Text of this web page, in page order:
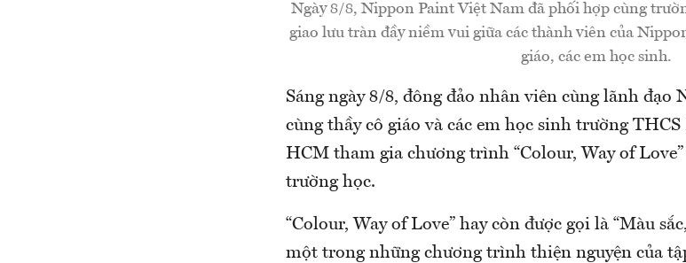
Ngày 8/8, Nippon Paint Việt Nam đã phối hợp cùng
giao lưu tràn đầy niềm vui giữa các thành viên của
giáo, các em học sinh.
Sáng ngày 8/8, đông đảo nhân viên cùng lãnh đạo
cùng thầy cô giáo và các em học sinh trường
HCM tham gia chương trình “Colour, Way of
trường học.
“Colour, Way of Love” hay còn được gọi là “Màu
một trong những chương trình thiện nguyện của